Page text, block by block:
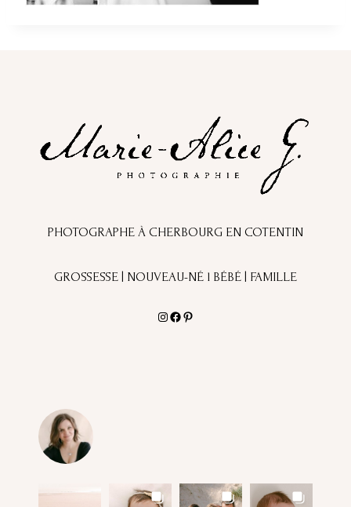
PHOTOGRAPHE À CHERBOURG EN COTENTIN
GROSSESSE | NOUVEAU-NÉ l BÉBÉ | FAMILLE
Instagram
Facebook
Pinterest